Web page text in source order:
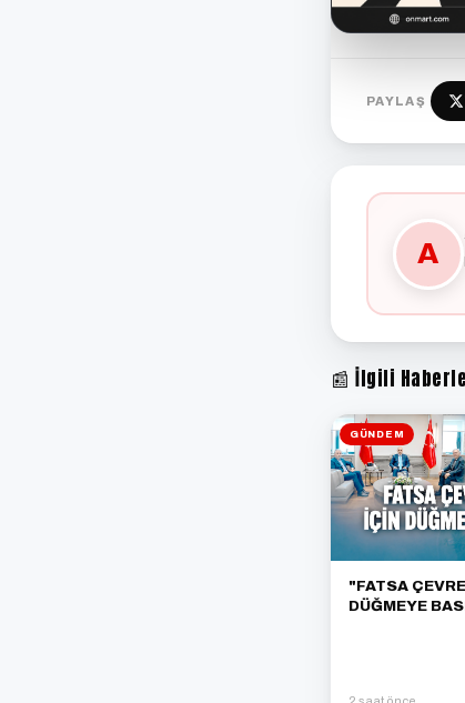
PAYLAŞ
A
📰 İlgili
GÜNDEM
"FATSA
DÜĞMEYE